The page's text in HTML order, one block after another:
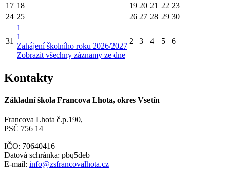
17 18 19 20 21 22 23
24 25 26 27 28 29 30
31
1
1
Zahájení školního roku 2026/2027
Zobrazit všechny záznamy ze dne
2 3 4 5 6
Kontakty
Základní škola Francova Lhota, okres Vsetín
Francova Lhota č.p.190,
PSČ 756 14
IČO: 70640416
Datová schránka: pbq5deb
E-mail: info@zsfrancovalhota.cz